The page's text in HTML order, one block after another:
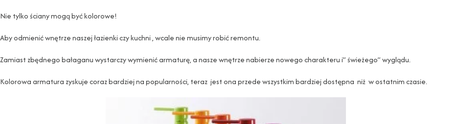
Nie tylko ściany mogą być kolorowe!
Aby odmienić wnętrze naszej łazienki czy kuchni , wcale nie musimy robić remontu.
Zamiast zbędnego bałaganu wystarczy wymienić armaturę, a nasze wnętrze nabierze nowego charakteru i” świeżego” wyglądu.
Kolorowa armatura zyskuje coraz bardziej na popularności, teraz jest ona przede wszystkim bardziej dostępna niż w ostatnim czasie.